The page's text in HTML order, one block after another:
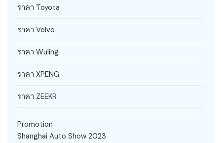
ราคา Toyota
ราคา Volvo
ราคา Wuling
ราคา XPENG
ราคา ZEEKR
Promotion
Shanghai Auto Show 2023